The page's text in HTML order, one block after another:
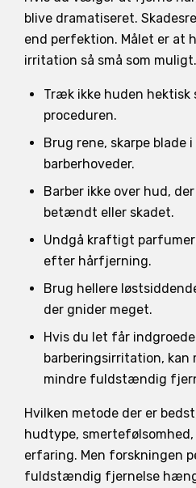
blive dramatiseret.
end perfektion. Målet er at
irritation så små som muligt.
Træk ikke huden hektisk
proceduren.
Brug rene, skarpe blade
barberhoveder.
Barber ikke over hud,
betændt eller skadet.
Undgå kraftigt
efter hårfjerning.
Brug hellere
der gnider meget.
Hvis du let får
barberingsirritation, kan
mindre fuldstændig
Hvilken metode der er
hudtype,
erfaring. Men forskningen
fuldstændig fjernelse